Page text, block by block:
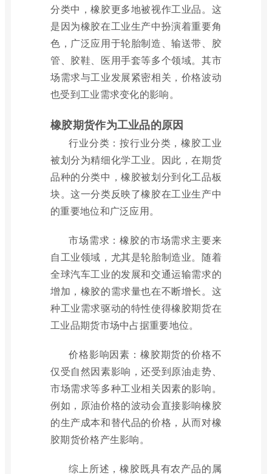
分类中，橡胶更多地被视作工业品。这
是因为橡胶在工业生产中扮演着重要角
色，广泛应用于轮胎制造、输送带、胶
管、胶鞋、医用手套等多个领域。其市
场需求与工业发展紧密相关，价格波动
也受到工业需求变化的影响。
橡胶期货作为工业品的原因
行业分类：按行业分类，橡胶工业
被划分为精细化学工业。因此，在期货
品种的分类中，橡胶被划分到化工品板
块。这一分类反映了橡胶在工业生产中
的重要地位和广泛应用。
市场需求：橡胶的市场需求主要来
自工业领域，尤其是轮胎制造业。随着
全球汽车工业的发展和交通运输需求的
增加，橡胶的需求量也在不断增长。这
种工业需求驱动的特性使得橡胶期货在
工业品期货市场中占据重要地位。
价格影响因素：橡胶期货的价格不
仅受自然因素影响，还受到原油走势、
市场需求等多种工业相关因素的影响。
例如，原油价格的波动会直接影响橡胶
的生产成本和替代品的价格，从而对橡
胶期货价格产生影响。
综上所述，橡胶既具有农产品的属